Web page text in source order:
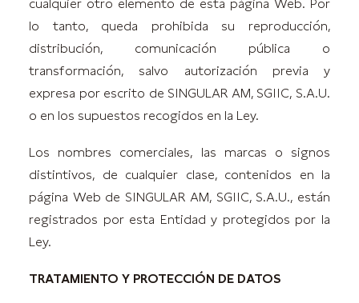
cualquier otro elemento de esta página Web. Por
lo tanto, queda prohibida su reproducción,
distribución, comunicación pública o
transformación, salvo autorización previa y
expresa por escrito de SINGULAR AM, SGIIC, S.A.U.
o en los supuestos recogidos en la Ley.
Los nombres comerciales, las marcas o signos
distintivos, de cualquier clase, contenidos en la
página Web de SINGULAR AM, SGIIC, S.A.U., están
registrados por esta Entidad y protegidos por la
Ley.
TRATAMIENTO Y PROTECCIÓN DE DATOS